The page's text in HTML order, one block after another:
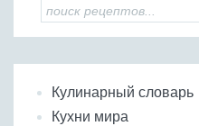
Кулинарный словарь
Кухни мира